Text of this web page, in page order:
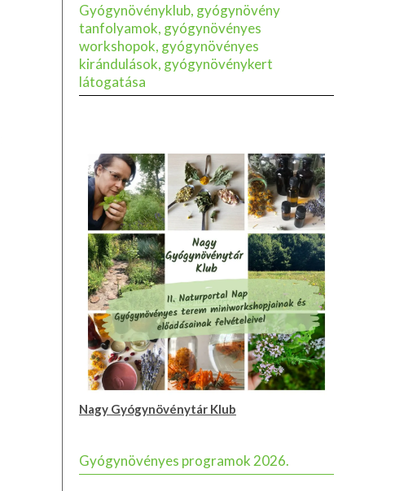
Gyógynövényklub, gyógynövény
tanfolyamok, gyógynövényes
workshopok, gyógynövényes
kirándulások, gyógynövénykert
látogatása
Nagy Gyógynövénytár Klub
Gyógynövényes programok 2026.